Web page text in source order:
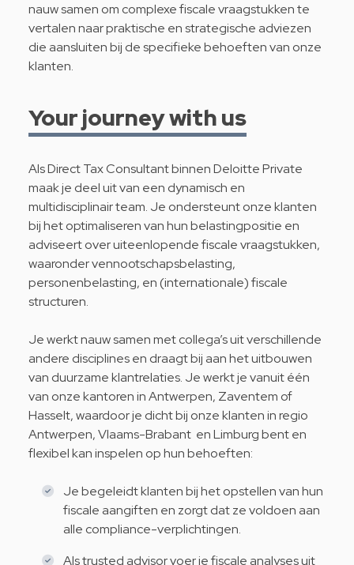
nauw samen om complexe fiscale vraagstukken te
vertalen naar praktische en strategische adviezen
die aansluiten bij de specifieke behoeften van onze
klanten.
Your journey with us
Als Direct Tax Consultant binnen Deloitte Private
maak je deel uit van een dynamisch en
multidisciplinair team. Je ondersteunt onze klanten
bij het optimaliseren van hun belastingpositie en
adviseert over uiteenlopende fiscale vraagstukken,
waaronder vennootschapsbelasting,
personenbelasting, en (internationale) fiscale
structuren.
Je werkt nauw samen met collega’s uit verschillende
andere disciplines en draagt bij aan het uitbouwen
van duurzame klantrelaties. Je werkt je vanuit één
van onze kantoren in Antwerpen, Zaventem of
Hasselt, waardoor je dicht bij onze klanten in regio
Antwerpen, Vlaams-Brabant en Limburg bent en
flexibel kan inspelen op hun behoeften:
Je begeleidt klanten bij het opstellen van hun
fiscale aangiften en zorgt dat ze voldoen aan
alle compliance-verplichtingen.
Als trusted advisor voer je fiscale analyses uit